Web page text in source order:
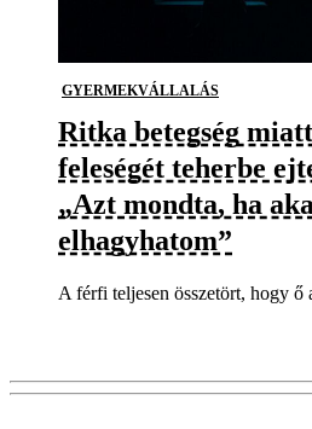
GYERMEKVÁLLALÁS
Ritka betegség
feleségét teherbe
„Azt mondta, ha
elhagyhatom”
A férfi teljesen összetört, hogy ő